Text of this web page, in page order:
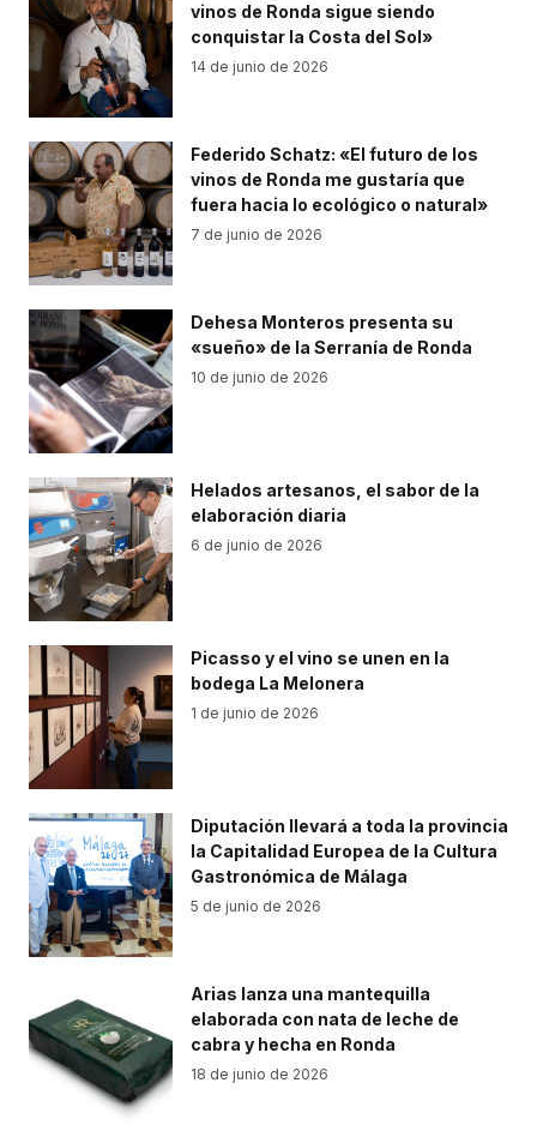
vinos de Ronda sigue siendo
conquistar la Costa del Sol»
14 de junio de 2026
Federido Schatz: «El futuro de los
vinos de Ronda me gustaría que
fuera hacia lo ecológico o natural»
7 de junio de 2026
Dehesa Monteros presenta su
«sueño» de la Serranía de Ronda
10 de junio de 2026
Helados artesanos, el sabor de la
elaboración diaria
6 de junio de 2026
Picasso y el vino se unen en la
bodega La Melonera
1 de junio de 2026
Diputación llevará a toda la provincia
la Capitalidad Europea de la Cultura
Gastronómica de Málaga
5 de junio de 2026
Arias lanza una mantequilla
elaborada con nata de leche de
cabra y hecha en Ronda
18 de junio de 2026